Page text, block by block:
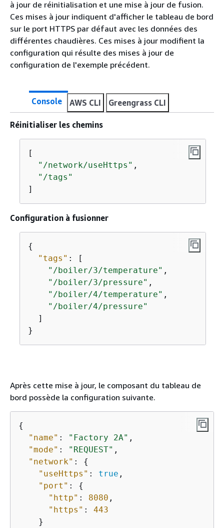
à jour de réinitialisation et une mise à jour de fusion.
Ces mises à jour indiquent d'afficher le tableau de bord
sur le port HTTPS par défaut avec les données des
différentes chaudières. Ces mises à jour modifient la
configuration qui résulte des mises à jour de
configuration de l'exemple précédent.
Console AWS CLI Greengrass CLI
Réinitialiser les chemins
[
"/network/useHttps" ,
"/tags"
]
Configuration à fusionner
{
"tags" : [
"/boiler/3/temperature" ,
"/boiler/3/pressure" ,
"/boiler/4/temperature" ,
"/boiler/4/pressure"
  ]
}
Après cette mise à jour, le composant du tableau de
bord possède la configuration suivante.
{
"name" : "Factory 2A" ,
"mode" : "REQUEST" ,
"network" : {
"useHttps" : true ,
"port" : {
"http" : 8080 ,
"https" : 443
    }